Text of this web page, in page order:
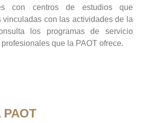
con centros de estudios que
vinculadas con las actividades de la
los programas de servicio
que la PAOT ofrece.
PAOT